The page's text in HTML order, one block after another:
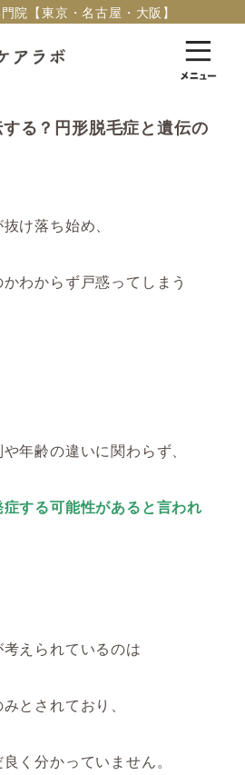
院【東京・名古屋・大阪】
る？円形脱毛症と遺伝の
け落ち始め、
わからず戸惑ってしまう
年齢の違いに関わらず、
する可能性があると言われ
えられているのは
とされており、
く分かっていません。